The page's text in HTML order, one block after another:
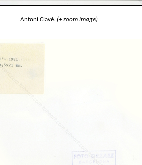
Antoni Clavé. (+ zoom image)